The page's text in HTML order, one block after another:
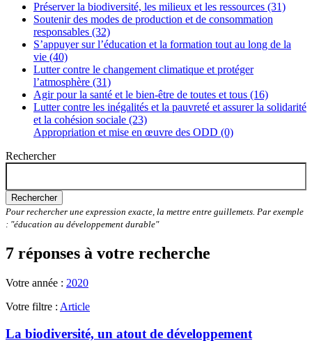
Préserver la biodiversité, les milieux et les ressources (31)
Soutenir des modes de production et de consommation
responsables (32)
S’appuyer sur l’éducation et la formation tout au long de la
vie (40)
Lutter contre le changement climatique et protéger
l’atmosphère (31)
Agir pour la santé et le bien-être de toutes et tous (16)
Lutter contre les inégalités et la pauvreté et assurer la solidarité
et la cohésion sociale (23)
Appropriation et mise en œuvre des ODD (0)
Rechercher
Rechercher
Pour rechercher une expression exacte, la mettre entre guillemets. Par exemple
: "éducation au développement durable"
7 réponses à votre recherche
Votre année : 2020
Votre filtre : Article
La biodiversité, un atout de développement